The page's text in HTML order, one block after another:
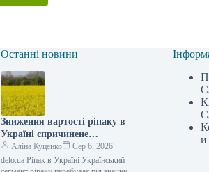
Останні новини
Зниження вартості ріпаку в
Україні спричинене
труднощами з вивезенням:
аграрії зазнають збитків —
Аліна Куценко
Сер 6, 2026
delo.ua Ріпак в Україні Український
и